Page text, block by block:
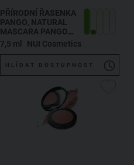
PŘÍRODNÍ ŘASENKA
PANGO , NATURAL
MASCARA PANGO
7,5 ML
7,5 ml NUI Cosmetics
HLÍDAT DOSTUPNOST